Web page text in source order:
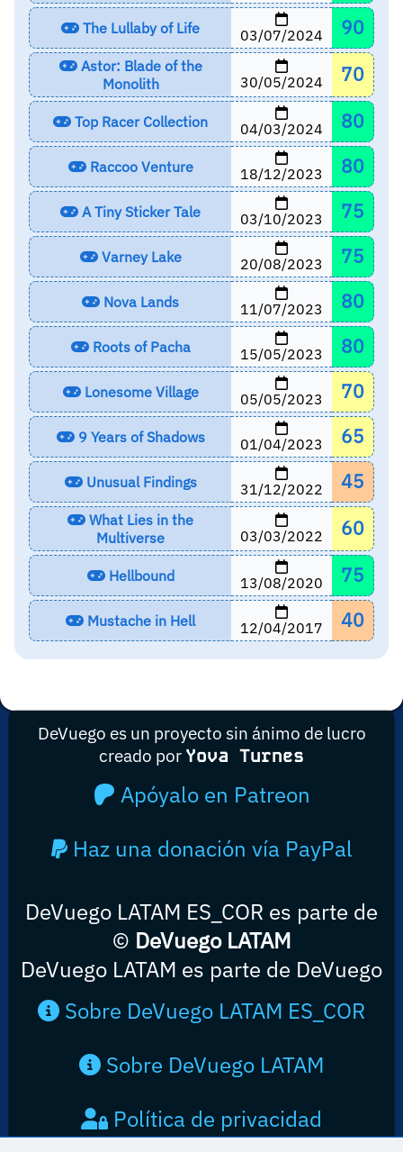
The Lullaby of Life 03/07/2024 90
Astor: Blade of the
Monolith
30/05/2024 70
Top Racer Collection 04/03/2024 80
Raccoo Venture 18/12/2023 80
A Tiny Sticker Tale 03/10/2023 75
Varney Lake 20/08/2023 75
Nova Lands 11/07/2023 80
Roots of Pacha 15/05/2023 80
Lonesome Village 05/05/2023 70
9 Years of Shadows 01/04/2023 65
Unusual Findings 31/12/2022 45
What Lies in the
Multiverse
03/03/2022 60
Hellbound 13/08/2020 75
Mustache in Hell 12/04/2017 40
DeVuego es un proyecto sin ánimo de lucro
creado por Yova Turnes
Apóyalo en Patreon
Haz una donación vía PayPal
DeVuego LATAM ES_COR es parte de
© DeVuego LATAM
DeVuego LATAM es parte de DeVuego
Sobre DeVuego LATAM ES_COR
Sobre DeVuego LATAM
Política de privacidad